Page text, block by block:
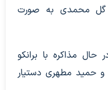
گل محمدی به صورت
مذاکره با برانکو
و حمید مطهری دستیار